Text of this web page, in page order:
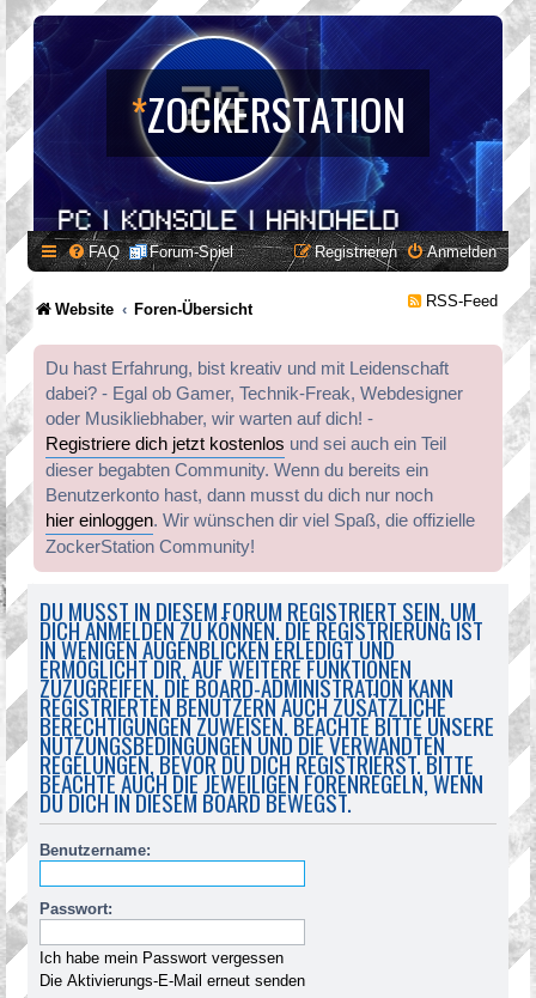
*ZOCKERSTATION
FAQ Forum-Spiel Anmelden
Registrieren
Website Foren-Übersicht RSS-Feed
Du hast Erfahrung, bist kreativ und mit Leidenschaft
dabei? - Egal ob Gamer, Technik-Freak, Webdesigner
oder Musikliebhaber, wir warten auf dich! -
Registriere dich jetzt kostenlos und sei auch ein Teil
dieser begabten Community. Wenn du bereits ein
Benutzerkonto hast, dann musst du dich nur noch
hier einloggen. Wir wünschen dir viel Spaß, die offizielle
ZockerStation Community!
DU MUSST IN DIESEM FORUM REGISTRIERT SEIN, UM
DICH ANMELDEN ZU KÖNNEN. DIE REGISTRIERUNG IST
IN WENIGEN AUGENBLICKEN ERLEDIGT UND
ERMÖGLICHT DIR, AUF WEITERE FUNKTIONEN
ZUZUGREIFEN. DIE BOARD-ADMINISTRATION KANN
REGISTRIERTEN BENUTZERN AUCH ZUSÄTZLICHE
BERECHTIGUNGEN ZUWEISEN. BEACHTE BITTE UNSERE
NUTZUNGSBEDINGUNGEN UND DIE VERWANDTEN
REGELUNGEN, BEVOR DU DICH REGISTRIERST. BITTE
BEACHTE AUCH DIE JEWEILIGEN FORENREGELN, WENN
DU DICH IN DIESEM BOARD BEWEGST.
Benutzername:
Passwort:
Ich habe mein Passwort vergessen
Die Aktivierungs-E-Mail erneut senden